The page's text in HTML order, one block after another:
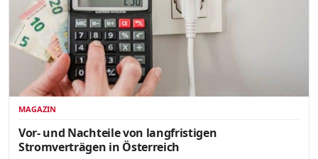
MAGAZIN
Vor- und Nachteile von langfristigen
Stromverträgen in Österreich